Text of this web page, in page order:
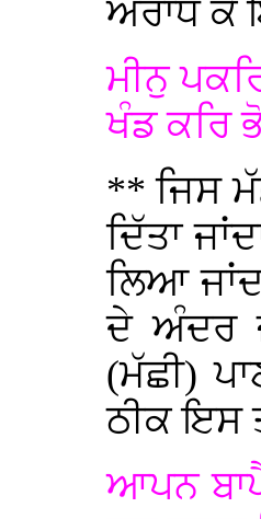
ਅਰਾਧ ਕੇ
ਮੀਨੁ
ਖੰਡ ਕਰਿ
** ਜਿਸ
ਦਿੱਤਾ
ਲਿਆ
ਦੇ ਅੰਦਰ
(ਮੱਛੀ)
ਠੀਕ ਇਸ
ਆਪਨ